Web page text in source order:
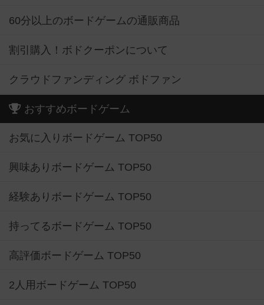
60分以上のボードゲームの通販商品
割引購入！ボドクーポンについて
クラウドファンディング ボドファン
おすすめボードゲーム
お気に入りボードゲーム TOP50
興味ありボードゲーム TOP50
経験ありボードゲーム TOP50
持ってるボードゲーム TOP50
高評価ボードゲーム TOP50
2人用ボードゲーム TOP50